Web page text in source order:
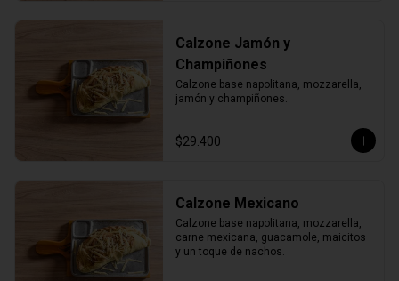
Calzone Jamón y
Champiñones
Calzone base napolitana, mozzarella,
jamón y champiñones.
$29.400
Calzone Mexicano
Calzone base napolitana, mozzarella,
carne mexicana, guacamole, maicitos
y un toque de nachos.